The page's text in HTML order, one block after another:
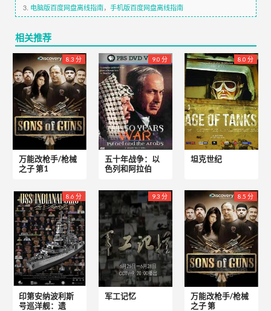
3. 电脑版百度网盘离线指南， 手机版百度网盘离线指南
相关推荐
8.3 分
万能改枪手/枪械
之子 第1
9.0 分
五十年战争：以
色列和阿拉伯
8.0 分
坦克世纪
8.6 分
印第安纳波利斯
号巡洋舰：遗
9.3 分
军工记忆
8.5 分
万能改枪手/枪械
之子 第